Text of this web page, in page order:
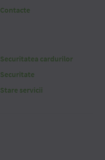
Contacte
Securitatea cardurilor
Securitate
Stare servicii